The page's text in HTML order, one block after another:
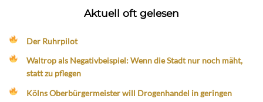
Aktuell oft gelesen
Der Ruhrpilot
Waltrop als Negativbeispiel: Wenn die Stadt nur noch mäht,
statt zu pflegen
Kölns Oberbürgermeister will Drogenhandel in geringen